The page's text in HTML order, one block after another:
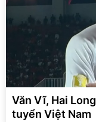
Văn Vĩ, Hai
tuyển Việt Nam